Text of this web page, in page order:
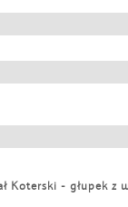
Koterski - głupek